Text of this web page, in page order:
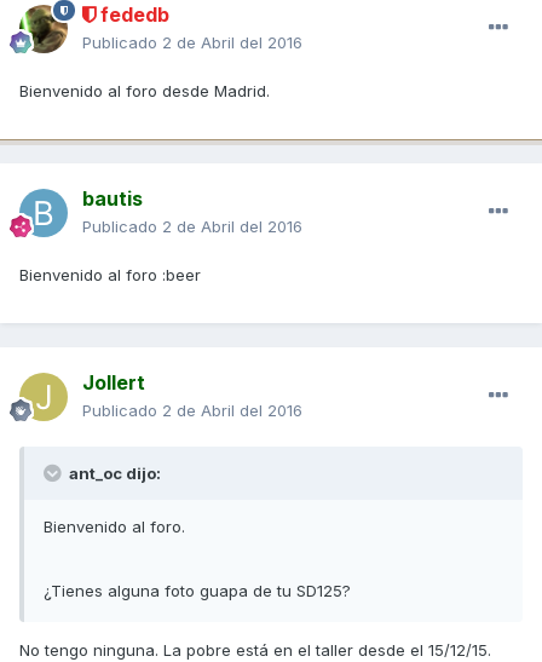
fededb
Publicado 2 de Abril del 2016
Bienvenido al foro desde Madrid.
bautis
Publicado 2 de Abril del 2016
Bienvenido al foro :beer
Jollert
Publicado 2 de Abril del 2016
ant_oc dijo:
Bienvenido al foro.
¿Tienes alguna foto guapa de tu SD125?
No tengo ninguna. La pobre está en el taller desde el 15/12/15.